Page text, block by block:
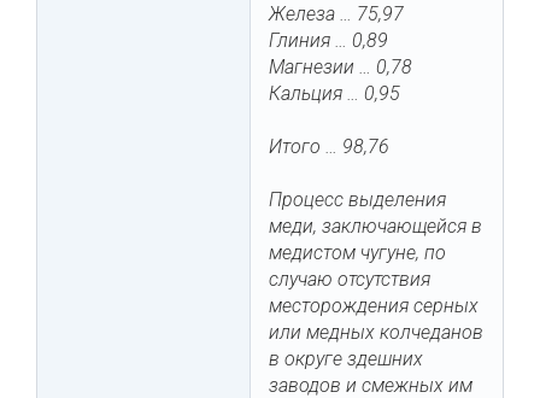
Железа … 75,97
Глиния … 0,89
Магнезии … 0,78
Кальция … 0,95
Итого … 98,76
Процесс выделения
меди, заключающейся в
медистом чугуне, по
случаю отсутствия
месторождения серных
или медных колчеданов
в округе здешних
заводов и смежных им